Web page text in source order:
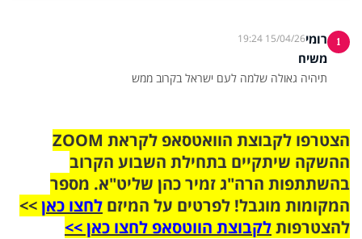
1 רומי15/04/26 19:24
משיח
תיהיה גאולה שלמה לעם ישראל בקרוב ממש
הצטרפו לקבוצת הוואטסאפ לקראת ZOOM
ההשקה שיתקיים בתחילת השבוע הקרוב
בהשתתפות הרה"ג זמיר כהן שליט"א. מספר
המקומות מוגבל! לפרטים על המיזם לחצו כאן>>
להצטרפותלקבוצת הווטסאפ לחצו כאן >>